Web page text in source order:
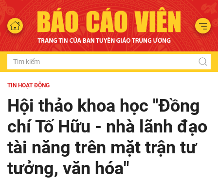
TIN HOẠT ĐỘNG
Hội thảo khoa học "Đồng
chí Tố Hữu - nhà lãnh đạo
tài năng trên mặt trận tư
tưởng, văn hóa"